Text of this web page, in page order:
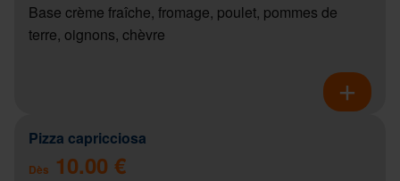
Base crème fraîche, fromage, poulet, pommes de
terre, oignons, chèvre
Pizza capricciosa
Dès 10.00 €